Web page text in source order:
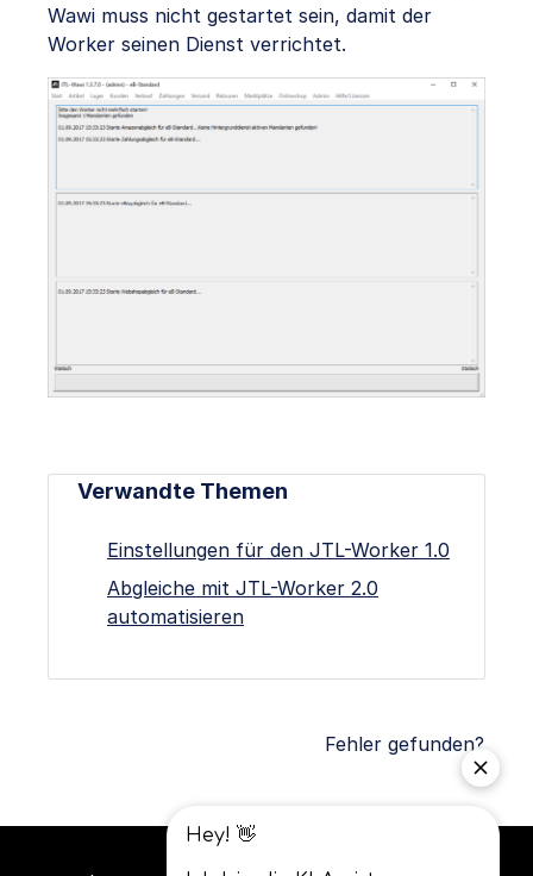
Wawi muss nicht gestartet sein, damit der
Worker seinen Dienst verrichtet.
Verwandte Themen
Einstellungen für den JTL-Worker 1.0
Abgleiche mit JTL-Worker 2.0
automatisieren
Fehler gefunden?